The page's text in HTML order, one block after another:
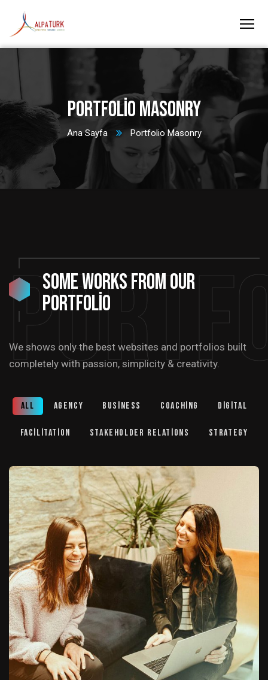
Portfolio Masonry
Ana Sayfa Portfolio Masonry
Some Works from our
portfolio
We shows only the best websites and portfolios built
completely with passion, simplicity & creativity.
All Agency Business Coaching Digital
Facilitation Stakeholder relations Strategy